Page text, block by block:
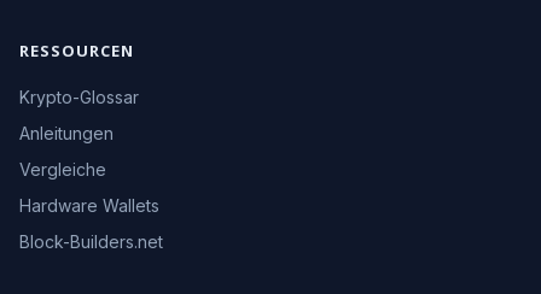
RESSOURCEN
Krypto-Glossar
Anleitungen
Vergleiche
Hardware Wallets
Block-Builders.net